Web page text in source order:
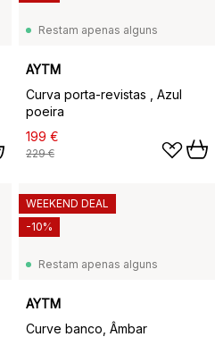
Restam apenas alguns
AYTM
Curva porta-revistas , Azul
poeira
199 €
229 €
Restam apenas alguns
AYTM
Curve banco, Âmbar
WEEKEND DEAL
-10%